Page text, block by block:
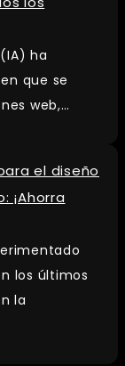
ha
que se
web,…
el diseño
¡Ahorra
los últimos
la